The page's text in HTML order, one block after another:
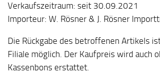
Verkaufszeitraum: seit 30.09.2021
Importeur: W. Rösner & J. Rösner
Die Rückgabe des betroffenen Artikels
Filiale möglich. Der Kaufpreis wird auch
Kassenbons erstattet.